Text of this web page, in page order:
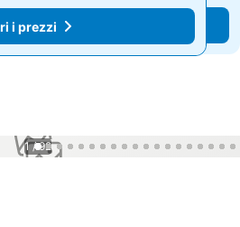
i prezzi
i prezzi
1 / 92